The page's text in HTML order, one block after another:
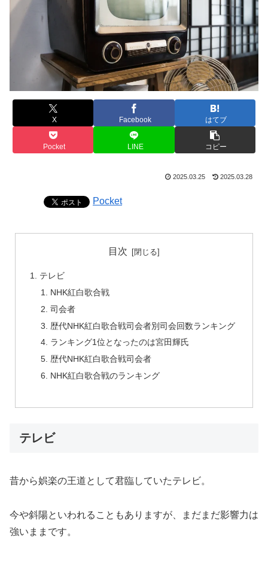
X Facebook はてブ
Pocket LINE コピー
2025.03.25 2025.03.28
Pocket
目次
テレビ
NHK紅白歌合戦
司会者
歴代NHK紅白歌合戦司会者別司会回数ランキング
ランキング1位となったのは宮田輝氏
歴代NHK紅白歌合戦司会者
NHK紅白歌合戦のランキング
テレビ
昔から娯楽の王道として君臨していたテレビ。
今や斜陽といわれることもありますが、まだまだ影響力は
強いままです。